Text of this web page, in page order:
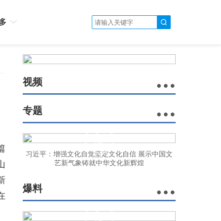
视频
专题
习近平：增强文化自觉坚定文化自信 展示中国文
艺新气象铸就中华文化新辉煌
爆料